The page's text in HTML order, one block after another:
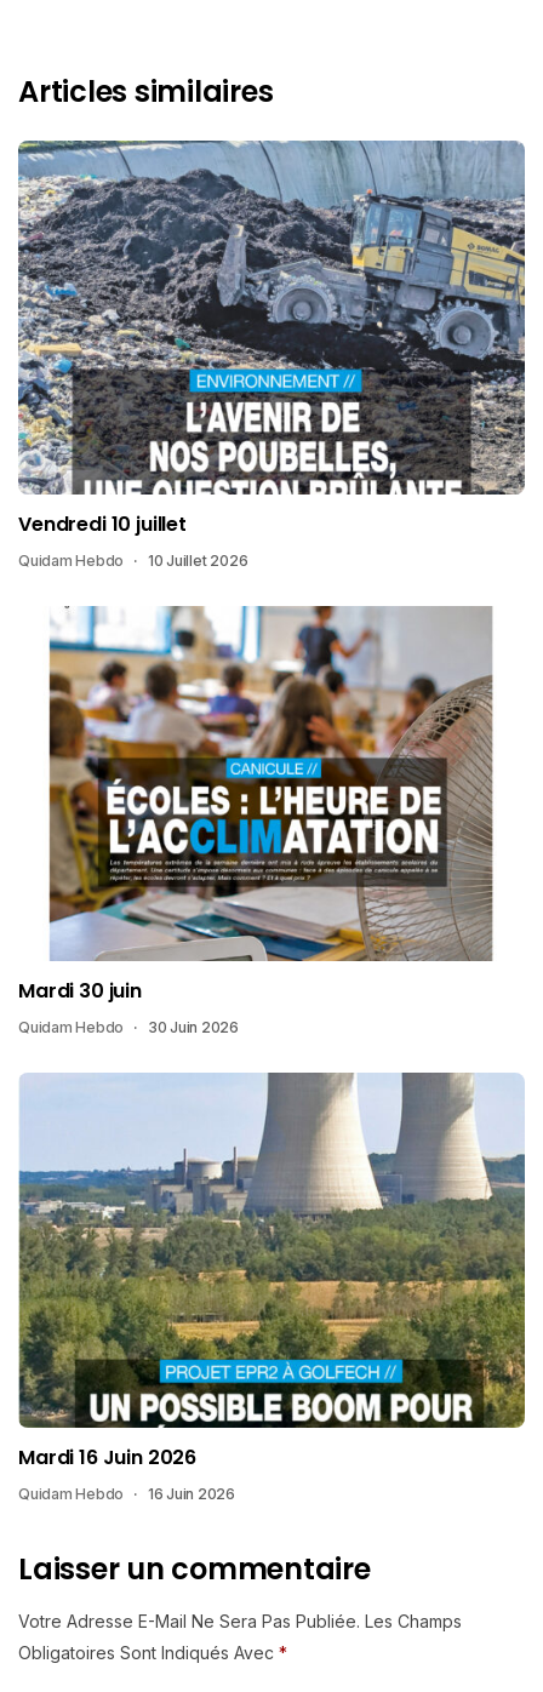
Articles similaires
Vendredi 10 juillet
Quidam Hebdo 10 Juillet 2026
Mardi 30 juin
Quidam Hebdo 30 Juin 2026
Mardi 16 Juin 2026
Quidam Hebdo 16 Juin 2026
Laisser un commentaire
Votre Adresse E-Mail Ne Sera Pas Publiée. Les Champs
Obligatoires Sont Indiqués Avec *